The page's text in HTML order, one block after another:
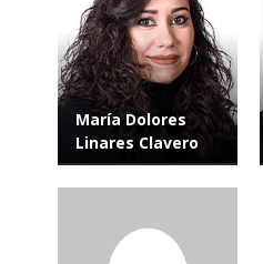
María Dolores
Linares Clavero